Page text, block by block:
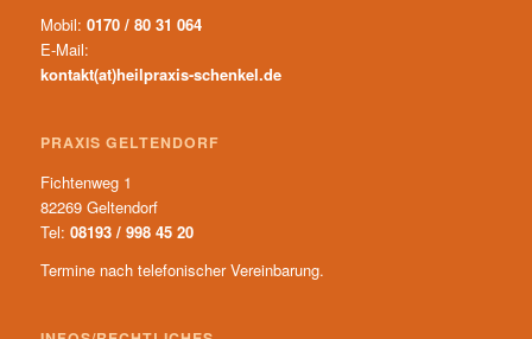
Mobil: 0170 / 80 31 064
E-Mail:
kontakt(at)heilpraxis-schenkel.de
PRAXIS GELTENDORF
Fichtenweg 1
82269 Geltendorf
Tel: 08193 / 998 45 20
Termine nach telefonischer Vereinbarung.